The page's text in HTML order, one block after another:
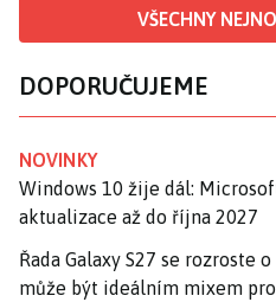
VŠECHNY
DOPORUČUJEME
NOVINKY
Windows 10 žije dál:
aktualizace až do října 2027
Řada Galaxy S27 se rozroste
může být ideálním mixem